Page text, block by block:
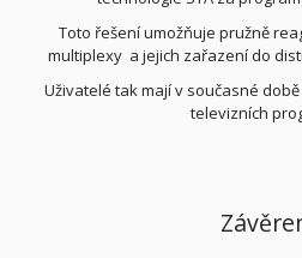
Toto řešení umožňuje pružně
multiplexy a jejich zařazení do
Uživatelé tak mají v současné
televizních